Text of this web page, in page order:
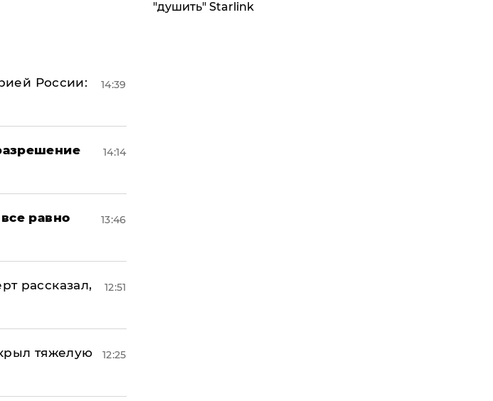
России:
14:39
14:14
равно
13:46
рассказал,
12:51
тяжелую
12:25
"душить" Starlink